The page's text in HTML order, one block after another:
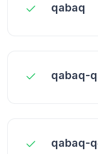
qabaq
qabaq-
qabaq-